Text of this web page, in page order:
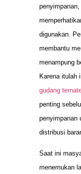
digunakan.
membantu
menampung
Karena itulah
gudang
penting
penyimpanan
distribusi
Saat ini
menemukan